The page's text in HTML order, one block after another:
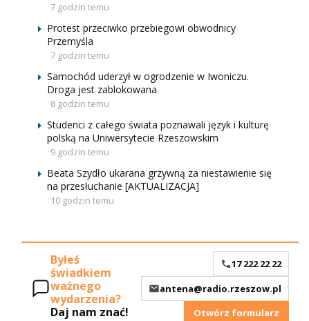
7 godzin temu
Protest przeciwko przebiegowi obwodnicy
Przemyśla
7 godzin temu
Samochód uderzył w ogrodzenie w Iwoniczu.
Droga jest zablokowana
8 godzin temu
Studenci z całego świata poznawali język i kulturę
polską na Uniwersytecie Rzeszowskim
9 godzin temu
Beata Szydło ukarana grzywną za niestawienie się
na przesłuchanie [AKTUALIZACJA]
10 godzin temu
Byłeś
świadkiem
ważnego
wydarzenia?
Daj nam znać!
17 222 22 22
antena@radio.rzeszow.pl
Otwórz formularz